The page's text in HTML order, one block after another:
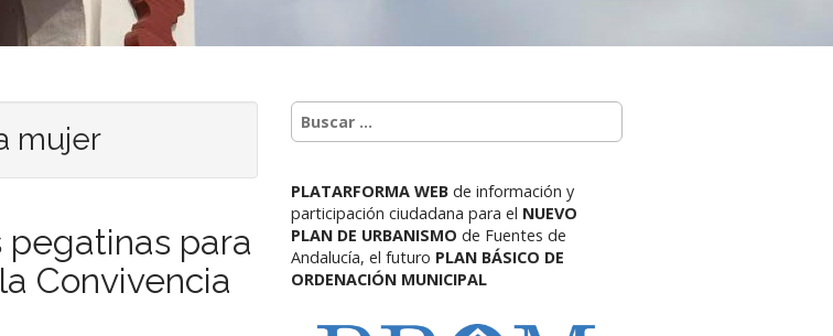
mujer
pegatinas para
Convivencia
PLATARFORMA WEBde información y
participación ciudadana para el NUEVO
PLAN DE URBANISMOde Fuentes de
Andalucía, el futuro PLAN BÁSICO DE
ORDENACIÓN MUNICIPAL